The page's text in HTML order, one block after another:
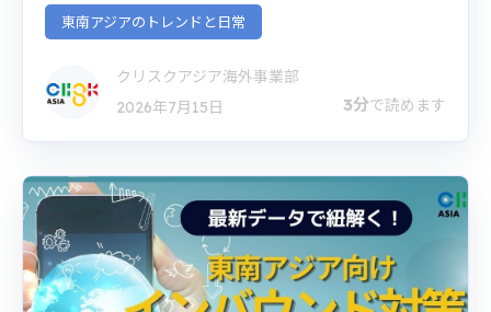
東南アジアのトレンドと日常
クリスクアジア海外事業部
2026年7月15日
3分で読めます